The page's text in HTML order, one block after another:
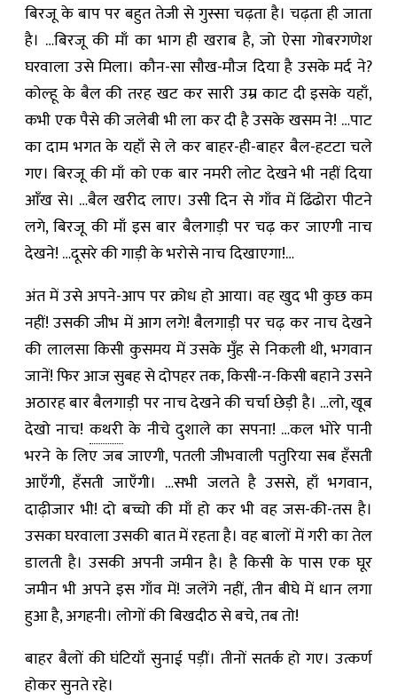
बिरजू के बाप पर बहुत तेजी से गुस्सा चढ़ता है। चढ़ता ही जाता
है। …बिरजू की माँ का भाग ही खराब है, जो ऐसा गोबरगणेश
घरवाला उसे मिला। कौन-सा सौख-मौज दिया है उसके मर्द ने?
कोल्हू के बैल की तरह खट कर सारी उम्र काट दी इसके यहाँ,
कभी एक पैसे की जलेबी भी ला कर दी है उसके खसम ने! …पाट
का दाम भगत के यहाँ से ले कर बाहर-ही-बाहर बैल-हटटा चले
गए। बिरजू की माँ को एक बार नमरी लोट देखने भी नहीं दिया
आँख से। …बैल खरीद लाए। उसी दिन से गाँव में ढिंढोरा पीटने
लगे, बिरजू की माँ इस बार बैलगाड़ी पर चढ़ कर जाएगी नाच
देखने! …दूसरे की गाड़ी के भरोसे नाच दिखाएगा!…
अंत में उसे अपने-आप पर क्रोध हो आया। वह खुद भी कुछ कम
नहीं! उसकी जीभ में आग लगे! बैलगाड़ी पर चढ़ कर नाच देखने
की लालसा किसी कुसमय में उसके मुँह से निकली थी, भगवान
जानें! फिर आज सुबह से दोपहर तक, किसी-न-किसी बहाने उसने
अठारह बार बैलगाड़ी पर नाच देखने की चर्चा छेड़ी है। …लो, खूब
देखो नाच! कथरीके नीचे दुशाले का सपना! …कल भोरे पानी
भरने के लिए जब जाएगी, पतली जीभवाली पतुरिया सब हँसती
आएँगी, हँसती जाएँगी। …सभी जलते है उससे, हाँ भगवान,
दाढ़ीजार भी! दो बच्चो की माँ हो कर भी वह जस-की-तस है।
उसका घरवाला उसकी बात में रहता है। वह बालों में गरी का तेल
डालती है। उसकी अपनी जमीन है। है किसी के पास एक घूर
जमीन भी अपने इस गाँव में! जलेंगे नहीं, तीन बीघे में धान लगा
हुआ है, अगहनी। लोगों की बिखदीठ से बचे, तब तो!
बाहर बैलों की घंटियाँ सुनाई पड़ीं। तीनों सतर्क हो गए। उत्कर्ण
होकर सुनते रहे।